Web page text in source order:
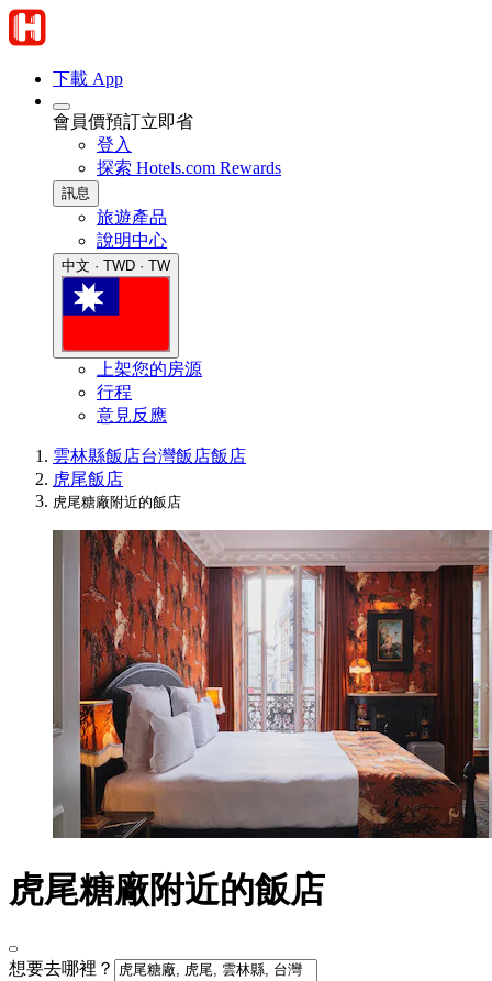
下載 App
會員價預訂立即省
登入
探索 Hotels.com Rewards
訊息
旅遊產品
說明中心
中文 · TWD · TW
上架您的房源
行程
意見反應
雲林縣飯店台灣飯店飯店
虎尾飯店
虎尾糖廠附近的飯店
虎尾糖廠附近的飯店
想要去哪裡？